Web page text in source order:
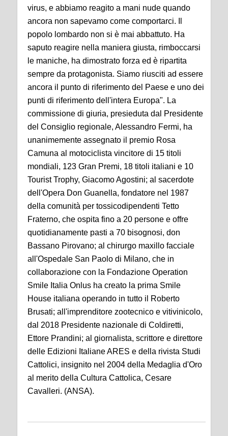
virus, e abbiamo reagito a mani nude quando
ancora non sapevamo come comportarci. Il
popolo lombardo non si è mai abbattuto. Ha
saputo reagire nella maniera giusta, rimboccarsi
le maniche, ha dimostrato forza ed è ripartita
sempre da protagonista. Siamo riusciti ad essere
ancora il punto di riferimento del Paese e uno dei
punti di riferimento dell'intera Europa". La
commissione di giuria, presieduta dal Presidente
del Consiglio regionale, Alessandro Fermi, ha
unanimemente assegnato il premio Rosa
Camuna al motociclista vincitore di 15 titoli
mondiali, 123 Gran Premi, 18 titoli italiani e 10
Tourist Trophy, Giacomo Agostini; al sacerdote
dell'Opera Don Guanella, fondatore nel 1987
della comunità per tossicodipendenti Tetto
Fraterno, che ospita fino a 20 persone e offre
quotidianamente pasti a 70 bisognosi, don
Bassano Pirovano; al chirurgo maxillo facciale
all'Ospedale San Paolo di Milano, che in
collaborazione con la Fondazione Operation
Smile Italia Onlus ha creato la prima Smile
House italiana operando in tutto il Roberto
Brusati; all'imprenditore zootecnico e vitivinicolo,
dal 2018 Presidente nazionale di Coldiretti,
Ettore Prandini; al giornalista, scrittore e direttore
delle Edizioni Italiane ARES e della rivista Studi
Cattolici, insignito nel 2004 della Medaglia d'Oro
al merito della Cultura Cattolica, Cesare
Cavalleri. (ANSA).